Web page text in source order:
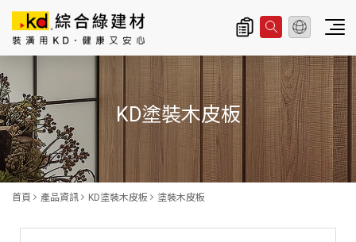
導
覽
|
K
D
科
KD塗裝木皮板
首頁 產品資訊 KD塗裝木皮板 塗裝木皮板
總公司資訊